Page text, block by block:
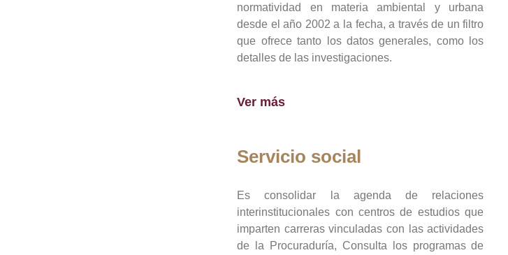
normatividad en materia ambiental y urbana
desde el año 2002 a la fecha, a través de un filtro
que ofrece tanto los datos generales, como los
detalles de las investigaciones.
Ver más
Servicio social
Es consolidar la agenda de relaciones
interinstitucionales con centros de estudios que
imparten carreras vinculadas con las actividades
de la Procuraduría, Consulta los programas de